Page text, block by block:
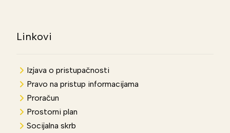
Linkovi
Izjava o pristupačnosti
Pravo na pristup informacijama
Proračun
Prostorni plan
Socijalna skrb